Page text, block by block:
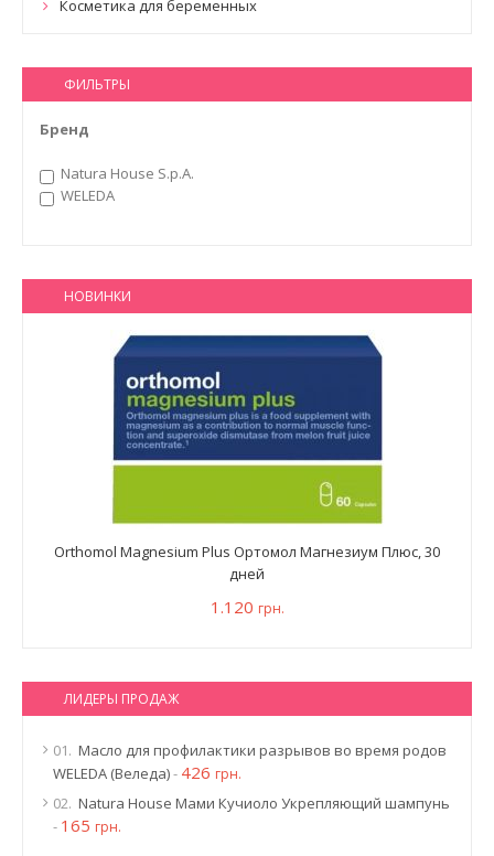
Косметика для беременных
ФИЛЬТРЫ
Бренд
Natura House S.p.A.
WELEDA
НОВИНКИ
Orthomol Magnesium Plus Ортомол Магнезиум Плюс, 30
дней
1.120 грн.
ЛИДЕРЫ ПРОДАЖ
01. Масло для профилактики разрывов во время родов
WELEDA (Веледа)- 426 грн.
02. Natura House Мами Кучиоло Укрепляющий шампунь
- 165 грн.